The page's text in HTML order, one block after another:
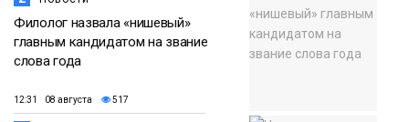
Филолог назвала «нишевый»
главным кандидатом на звание
слова года
12:31 08 августа 517